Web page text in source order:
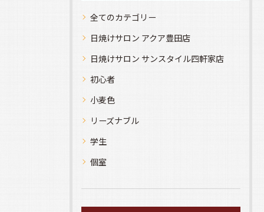
全てのカテゴリー
日焼けサロン アクア豊田店
日焼けサロン サンスタイル四軒家店
初心者
小麦色
リーズナブル
学生
個室